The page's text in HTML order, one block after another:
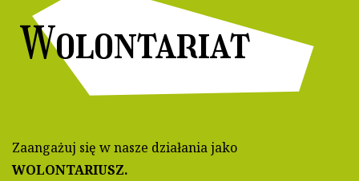
Wolontariat
Zaangażuj się w nasze działania jako
WOLONTARIUSZ.